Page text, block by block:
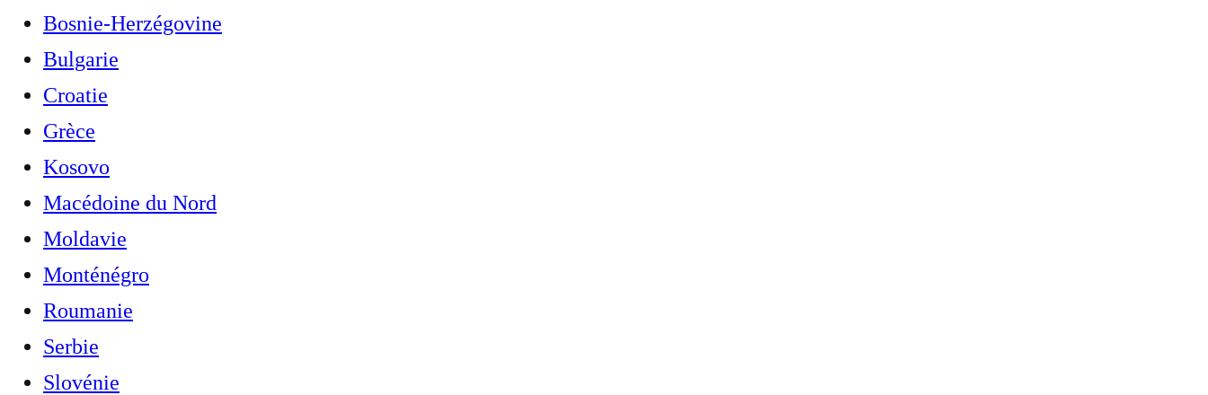
Bosnie-Herzégovine
Bulgarie
Croatie
Grèce
Kosovo
Macédoine du Nord
Moldavie
Monténégro
Roumanie
Serbie
Slovénie